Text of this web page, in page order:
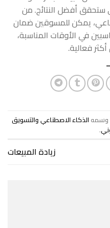
ستحقق أفضل النتائج. من
يمكن للمسوقين ضمان
في الأوقات المناسبة،
فعالية.
وسمه الذكاء الاصطناعي والتسويق
.
زيادة المبيعات